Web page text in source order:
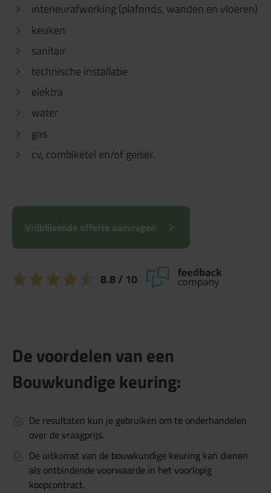
interieurafwerking (plafonds, wanden en vloeren)
keuken
sanitair
technische installatie
elektra
water
gas
cv, combiketel en/of geiser.
Vrijblijvende offerte aanvragen
8.8/ 10
De voordelen van een
Bouwkundige keuring:
De resultaten kun je gebruiken om te onderhandelen
over de vraagprijs.
De uitkomst van de bouwkundige keuring kan dienen
als ontbindende voorwaarde in het voorlopig
koopcontract.